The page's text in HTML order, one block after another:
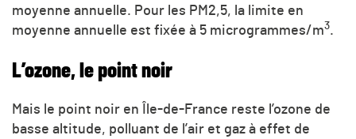
moyenne annuelle. Pour les PM2,5, la limite en
moyenne annuelle est fixée à 5 microgrammes/m3.
L’ozone, le point noir
Mais le point noir en Île-de-France reste l’ozone de
basse altitude, polluant de l’air et gaz à effet de